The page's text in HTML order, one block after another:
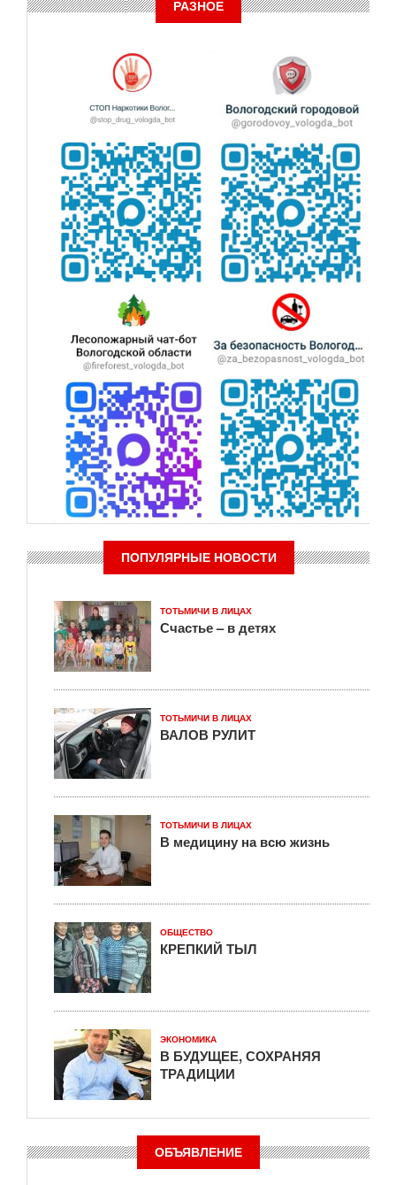
РАЗНОЕ
ПОПУЛЯРНЫЕ НОВОСТИ
ТОТЬМИЧИ В ЛИЦАХ
Счастье – в детях
ТОТЬМИЧИ В ЛИЦАХ
ВАЛОВ РУЛИТ
ТОТЬМИЧИ В ЛИЦАХ
В медицину на всю жизнь
ОБЩЕСТВО
КРЕПКИЙ ТЫЛ
ЭКОНОМИКА
В БУДУЩЕЕ, СОХРАНЯЯ
ТРАДИЦИИ
ОБЪЯВЛЕНИЕ